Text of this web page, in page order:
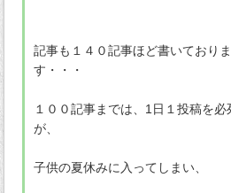
記事も１４０記事ほど書いており
す・・・
１００記事までは、1日１投稿を
が、
子供の夏休みに入ってしまい、